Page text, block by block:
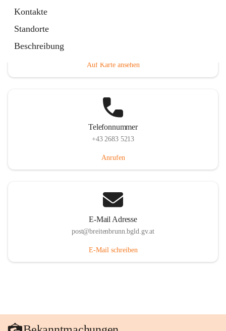
Kontakte
Standorte
Beschreibung
Auf Karte ansehen
Telefonnummer
+43 2683 5213
Anrufen
E-Mail Adresse
post@breitenbrunn.bgld.gv.at
E-Mail schreiben